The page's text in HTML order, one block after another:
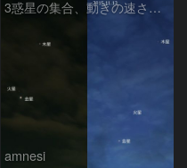
3惑星の集合、動きの速さ比較
amnesi